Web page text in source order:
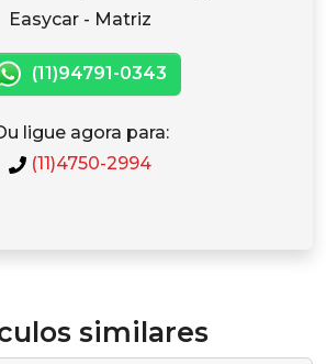
Easycar - Matriz
(11)94791-0343
ligue agora para:
(11)4750-2994
similares